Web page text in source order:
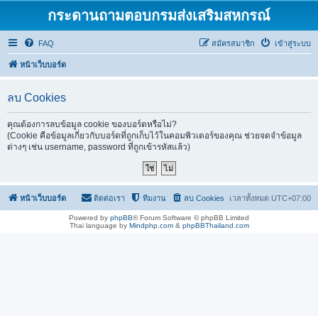
กระดานถามตอบกรมส่งเสริมสหกรณ์
FAQ เข้าสู่ระบบ
สมัครสมาชิก
หน้าเว็บบอร์ด
ลบ Cookies
คุณต้องการลบข้อมูล cookie ของบอร์ดหรือไม่?
(Cookie คือข้อมูลเกี่ยวกับบอร์ดที่ถูกเก็บไว้ในคอมพิวเตอร์ของคุณ ช่วยจดจำข้อมูล
ต่างๆ เช่น username, password ที่ถูกเข้ารหัสแล้ว)
หน้าเว็บบอร์ด เวลาทั้งหมด UTC+07:00
ลบ Cookies
ทีมงาน
ติดต่อเรา
Powered by phpBB® Forum Software © phpBB Limited
Thai language by Mindphp.com& phpBBThailand.com